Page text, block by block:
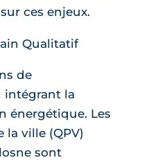
ces enjeux.
Qualitatif
de
intégrant la
énergétique. Les
ville (QPV)
sont